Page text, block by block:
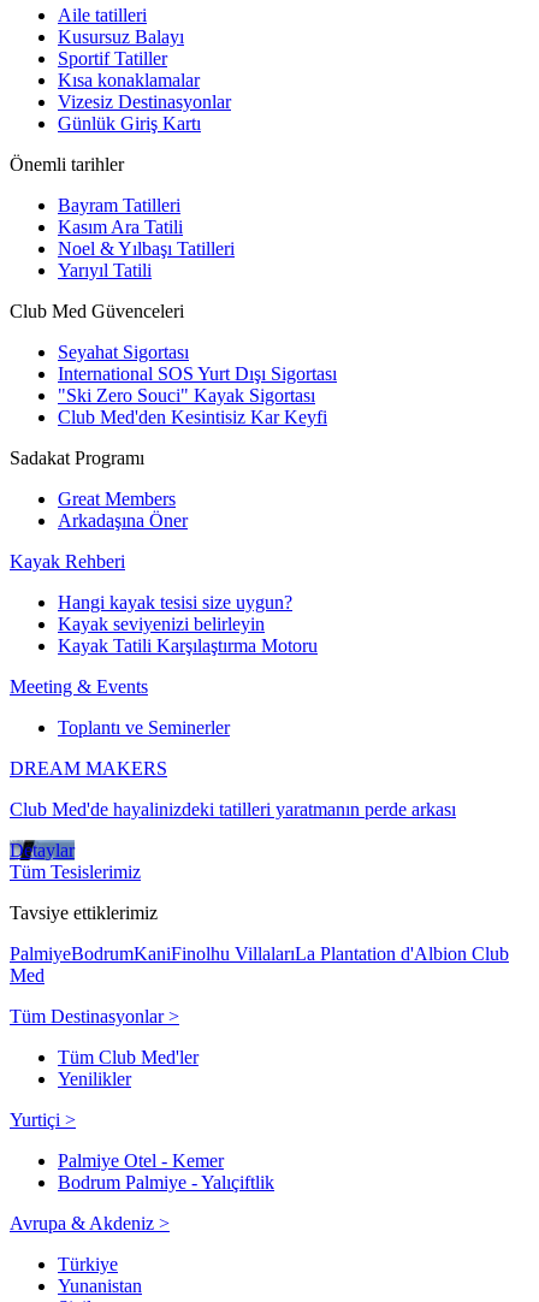
Aile tatilleri
Kusursuz Balayı
Sportif Tatiller
Kısa konaklamalar
Vizesiz Destinasyonlar
Günlük Giriş Kartı
Önemli tarihler
Bayram Tatilleri
Kasım Ara Tatili
Noel & Yılbaşı Tatilleri
Yarıyıl Tatili
Club Med Güvenceleri
Seyahat Sigortası
International SOS Yurt Dışı Sigortası
"Ski Zero Souci" Kayak Sigortası
Club Med'den Kesintisiz Kar Keyfi
Sadakat Programı
Great Members
Arkadaşına Öner
Kayak Rehberi
Hangi kayak tesisi size uygun?
Kayak seviyenizi belirleyin
Kayak Tatili Karşılaştırma Motoru
Meeting & Events
Toplantı ve Seminerler
DREAM MAKERS
Club Med'de hayalinizdeki tatilleri yaratmanın perde arkası
Detaylar
Tüm Tesislerimiz
Tavsiye ettiklerimiz
PalmiyeBodrumKaniFinolhu VillalarıLa Plantation d'Albion Club
Med
Tüm Destinasyonlar >
Tüm Club Med'ler
Yenilikler
Yurtiçi >
Palmiye Otel - Kemer
Bodrum Palmiye - Yalıçiftlik
Avrupa & Akdeniz >
Türkiye
Yunanistan